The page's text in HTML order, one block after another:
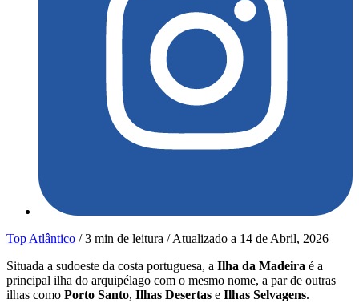
Top Atlântico / 3 min de leitura /Atualizado a 14 de Abril, 2026
Situada a sudoeste da costa portuguesa, a Ilha da Madeira é a
principal ilha do arquipélago com o mesmo nome, a par de outras
ilhas como Porto Santo, Ilhas Desertas e Ilhas Selvagens.